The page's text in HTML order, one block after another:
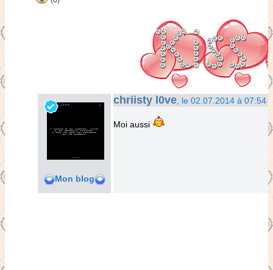
Mon blog
chriisty l0ve , le 02.07.2014 à 07:54
Moi aussi